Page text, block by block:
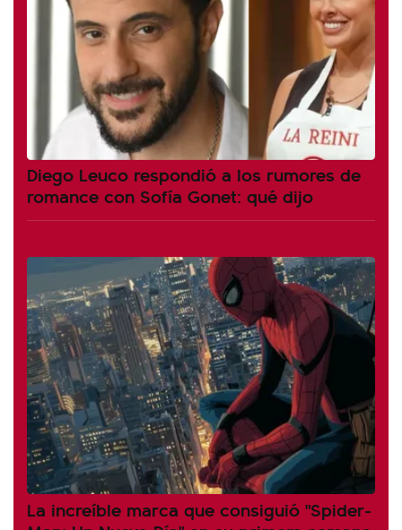
Diego Leuco respondió a los rumores de
romance con Sofía Gonet: qué dijo
La increíble marca que consiguió "Spider-